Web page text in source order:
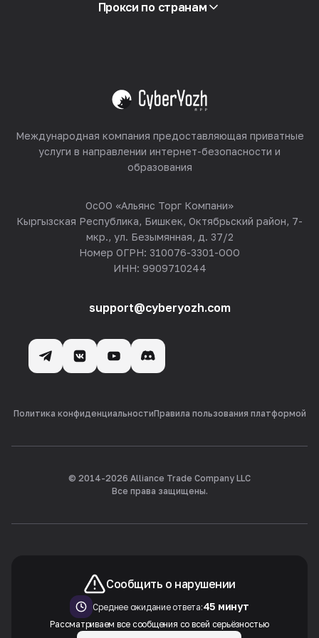
Реселлинг
Прокси по странам
Смотреть все
Международная компания предоставляющая приватные
услуги в направлении интернет-безопасности и
образования
ОсОО «Альянс Торг Компани»
Кыргызская Республика, Бишкек, Октябрьский район, 7-
мкр., ул. Безымянная, д. 37/2
Номер ОГРН: 310076-3301-ООО
ИНН: 9909710244
support@cyberyozh.com
Политика конфиденциальностиПравила пользования платформой
© 2014-2026 Alliance Trade Company LLC
Все права защищены.
Сообщить о нарушении
Среднее ожидание ответа:45 минут
Рассматриваем все сообщения со всей серьёзностью